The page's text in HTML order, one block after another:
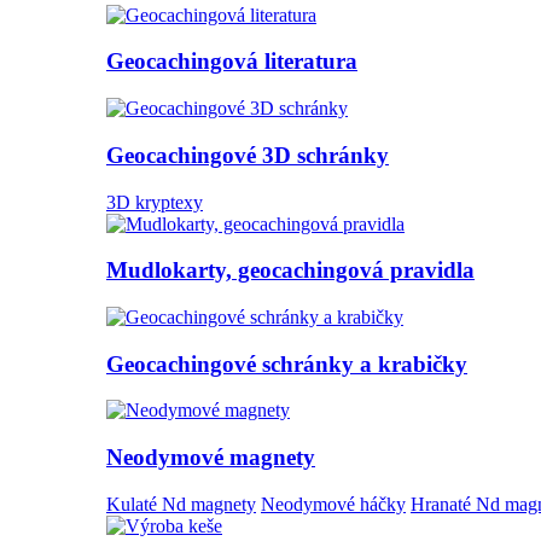
Geocachingová literatura
Geocachingové 3D schránky
3D kryptexy
Mudlokarty, geocachingová pravidla
Geocachingové schránky a krabičky
Neodymové magnety
Kulaté Nd magnety Neodymové háčky Hranaté Nd